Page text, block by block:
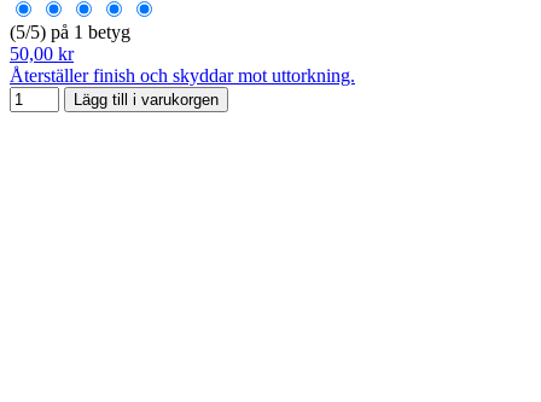
(5/5) på 1 betyg
50,00 kr
Återställer finish och skyddar mot uttorkning.
Lägg till i varukorgen